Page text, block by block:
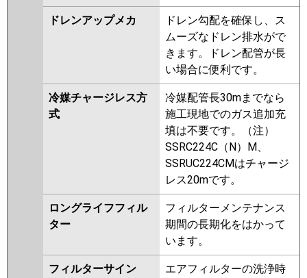
ドレンアップメカ
ドレン勾配を確保し、ス
ムーズなドレン排水がで
きます。ドレン配管が長
い場合に便利です。
冷媒チャージレス方
式
冷媒配管長30mまでなら
施工現地でのガス追加充
填は不要です。（注）
SSRC224C（N）M、
SSRUC224CMはチャージ
レス20mです。
ロングライフフィル
ター
フィルターメンテナンス
期間の長期化をはかって
います。
フィルターサイン
エアフィルターの洗浄時